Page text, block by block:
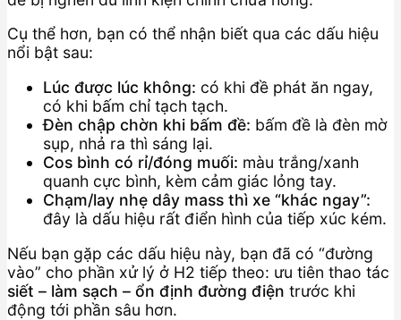
Cụ thể hơn, bạn có thể nhận biết qua các dấu hiệu
nổi bật sau:
Lúc được lúc không: có khi đề phát ăn ngay,
có khi bấm chỉ tạch tạch.
Đèn chập chờn khi bấm đề: bấm đề là đèn mờ
sụp, nhả ra thì sáng lại.
Cos bình có rỉ/đóng muối: màu trắng/xanh
quanh cực bình, kèm cảm giác lỏng tay.
Chạm/lay nhẹ dây mass thì xe “khác ngay”:
đây là dấu hiệu rất điển hình của tiếp xúc kém.
Nếu bạn gặp các dấu hiệu này, bạn đã có “đường
vào” cho phần xử lý ở H2 tiếp theo: ưu tiên thao tác
siết – làm sạch – ổn định đường điện trước khi
động tới phần sâu hơn.